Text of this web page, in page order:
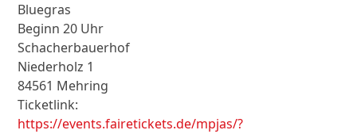
Bluegras
Beginn 20 Uhr
Schacherbauerhof
Niederholz 1
84561 Mehring
Ticketlink:
https://events.fairetickets.de/mpjas/?